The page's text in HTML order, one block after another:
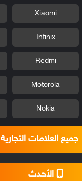
Xiaomi
Infinix
Redmi
Motorola
Nokia
جميع العلامات التجارية
الأحدث